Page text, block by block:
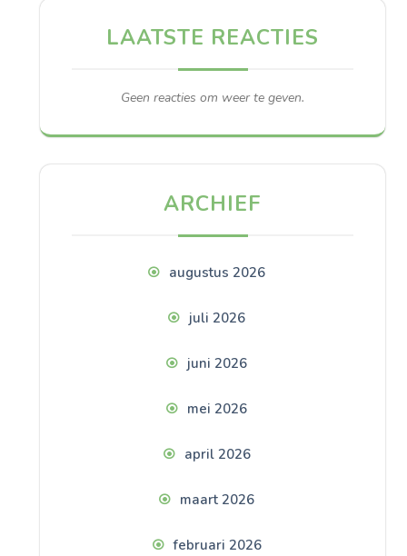
LAATSTE REACTIES
Geen reacties om weer te geven.
ARCHIEF
augustus 2026
juli 2026
juni 2026
mei 2026
april 2026
maart 2026
februari 2026